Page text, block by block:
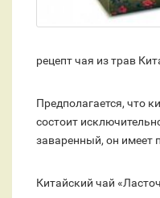
рецепт чая из трав
Предполагается, что
состоит
заваренный, он имеет
Китайский чай